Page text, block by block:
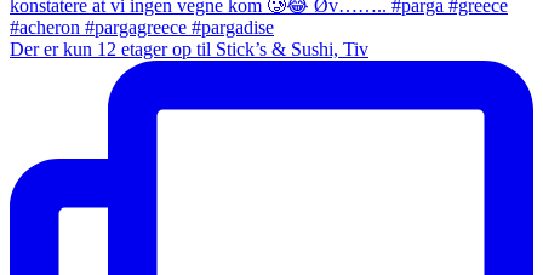
Der er kun 12 etager op til Stick’s & Sushi, Tiv